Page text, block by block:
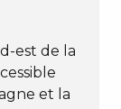
est de la
et la